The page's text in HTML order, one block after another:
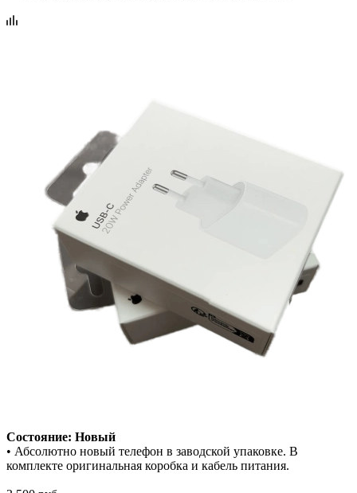
Состояние: Новый
• Абсолютно новый телефон в заводской упаковке. В
комплекте оригинальная коробка и кабель питания.